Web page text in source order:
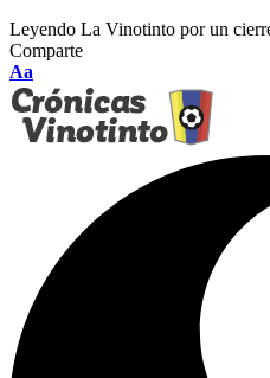
Leyendo La Vinotinto por un
Comparte
Aa